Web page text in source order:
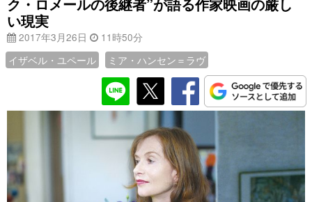
い現実
2017年3月26日
11時50分
イザベル・ユペール
ミア・ハンセン＝ラヴ